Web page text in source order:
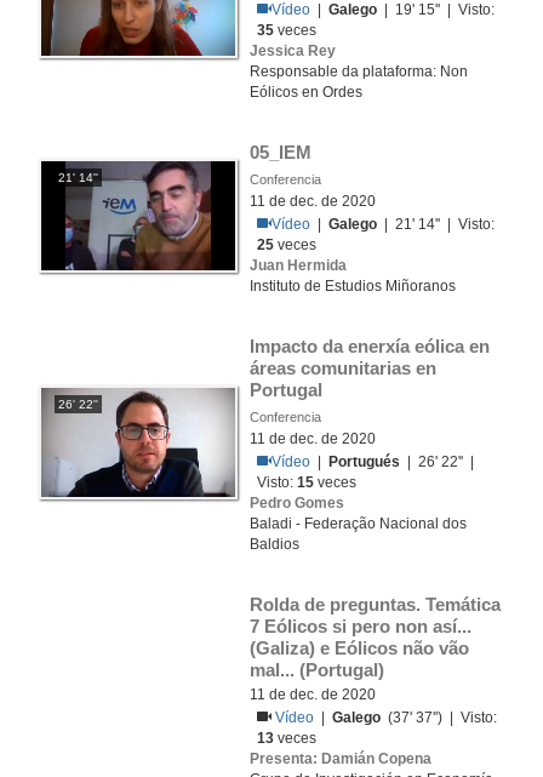
Vídeo |Galego | 19' 15'' | Visto:
35 veces
Jessica Rey
Responsable da plataforma: Non
Eólicos en Ordes
21' 14''
05_IEM
Conferencia
11 de dec. de 2020
Vídeo |Galego | 21' 14'' | Visto:
25 veces
Juan Hermida
Instituto de Estudios Miñoranos
26' 22''
Impacto da enerxía eólica en
áreas comunitarias en
Portugal
Conferencia
11 de dec. de 2020
Vídeo
Portugués | 26' 22'' |
Visto:15 veces
Pedro Gomes
Baladi - Federação Nacional dos
Baldios
Rolda de preguntas. Temática
7 Eólicos si pero non así...
(Galiza) e Eólicos não vão
mal... (Portugal)
11 de dec. de 2020
Vídeo
|Galego (37' 37'') | Visto:
13 veces
Presenta: Damián Copena